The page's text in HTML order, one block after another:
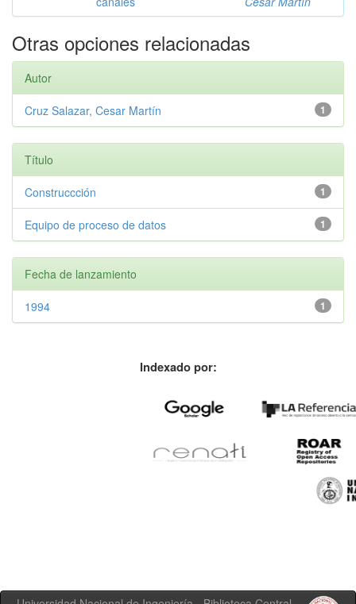
Otras opciones relacionadas
Autor
1
Cruz Salazar, Cesar Martín
Título
1
Construccción
1
Equipo de proceso de datos
Fecha de lanzamiento
1
1994
Indexado por: